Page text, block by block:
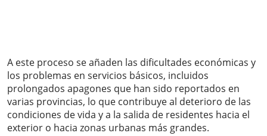
A este proceso se añaden las dificultades económicas y
los problemas en servicios básicos, incluidos
prolongados apagones que han sido reportados en
varias provincias, lo que contribuye al deterioro de las
condiciones de vida y a la salida de residentes hacia el
exterior o hacia zonas urbanas más grandes.